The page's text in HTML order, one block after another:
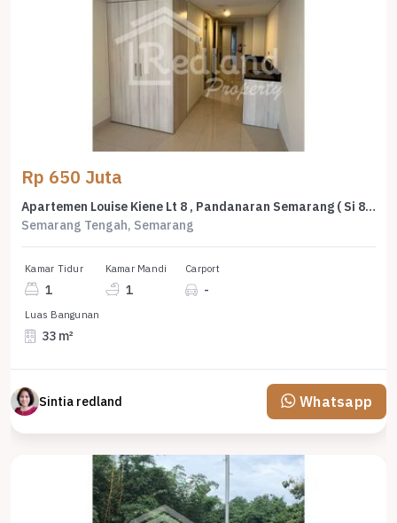
Rp 650 Juta
Apartemen Louise Kiene Lt 8 , Pandanaran Semarang ( Si 8096 )
Semarang Tengah, Semarang
Kamar Tidur
1
Kamar Mandi
1
Carport
-
Luas Bangunan
33 m²
Sintia redland Whatsapp